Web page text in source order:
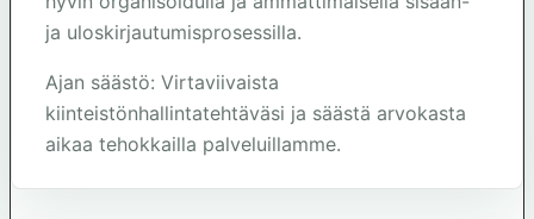
ja uloskirjautumisprosessilla.
Ajan säästö: Virtaviivaista
kiinteistönhallintatehtäväsi ja säästä arvokasta
aikaa tehokkailla palveluillamme.